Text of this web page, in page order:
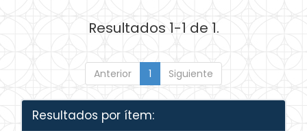
Resultados 1-1 de 1.
Anterior 1 Siguiente
Resultados por ítem: